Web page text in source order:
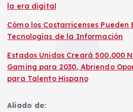
la era digital
Cómo los Costarricenses
Tecnologías de la Información
Estados Unidos Creará 500,000
Gaming para 2030, Abriendo
para Talento Hispano
Aliado de: